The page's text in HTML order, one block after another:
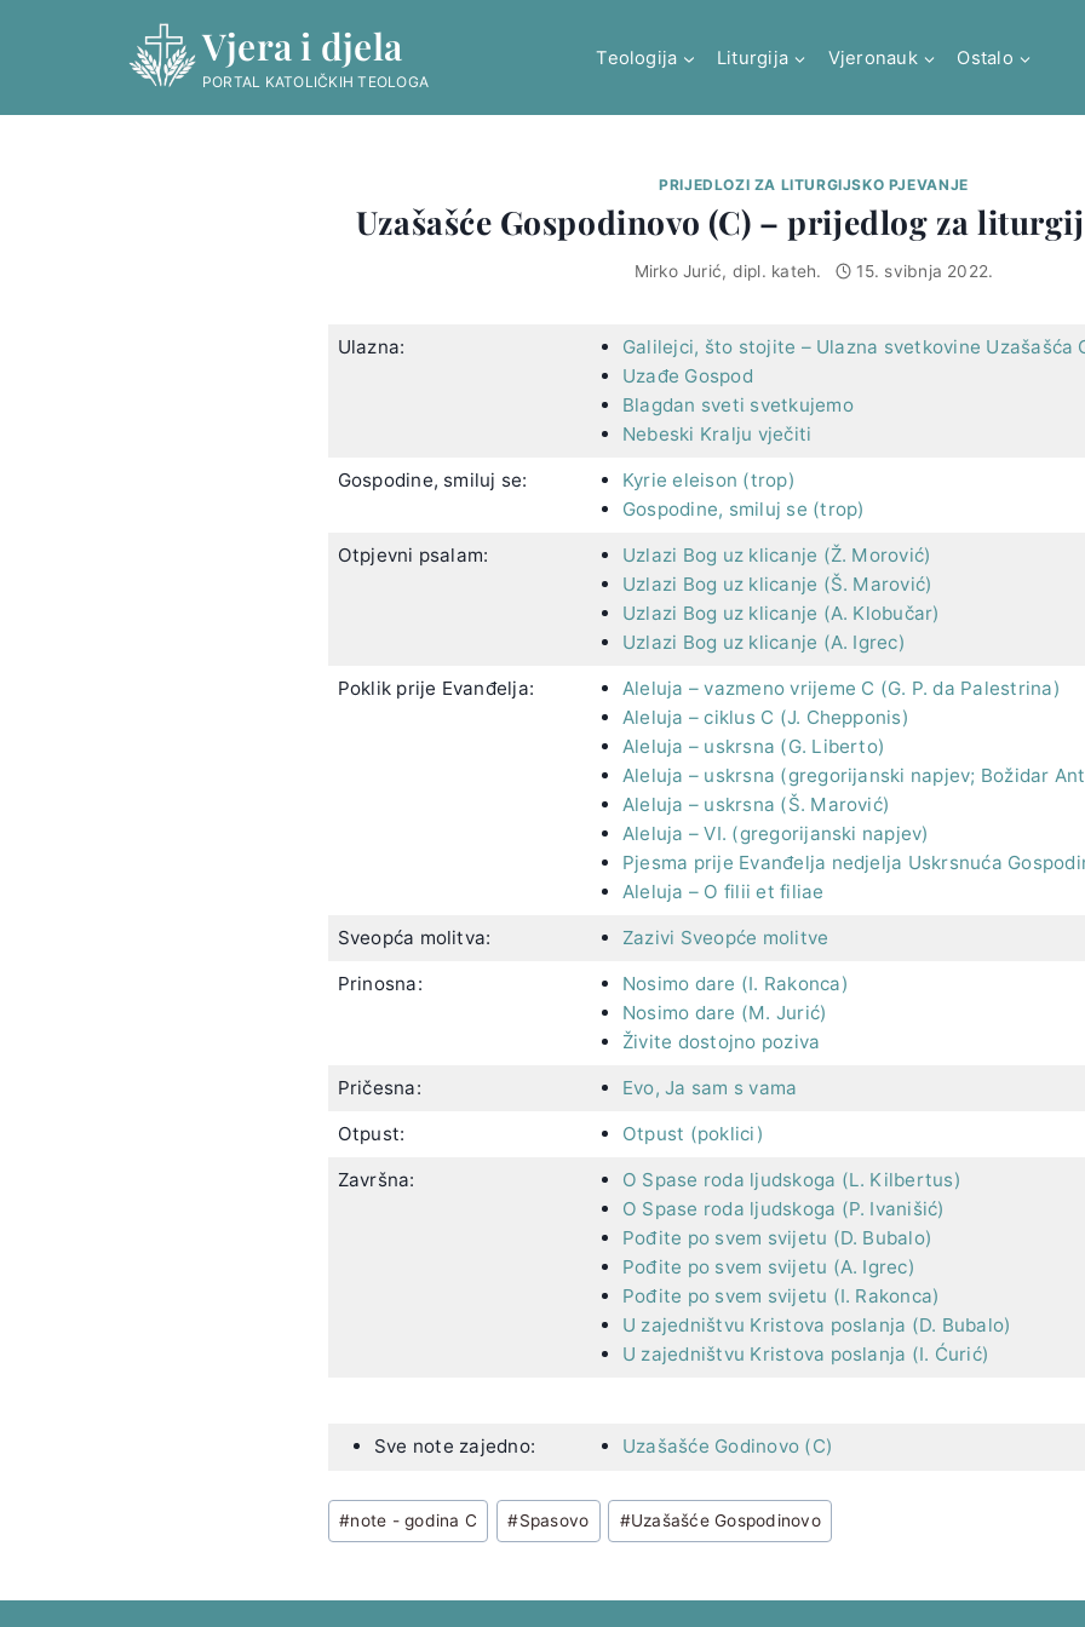
Vjera i djela
PORTAL KATOLIČKIH TEOLOGA
Teologija Liturgija Vjeronauk Ostalo
PRIJEDLOZI ZA LITURGIJSKO PJEVANJE
Uzašašće Gospodinovo (C) – prijedlog za
Mirko Jurić, dipl. kateh. 15. svibnja 2022.
Ulazna:
Galilejci, što stojite – Ulazna svetkovine Uzašašća
Uzađe Gospod
Blagdan sveti svetkujemo
Nebeski Kralju vječiti
Gospodine, smiluj se:
Kyrie eleison (trop)
Gospodine, smiluj se (trop)
Otpjevni psalam:
Uzlazi Bog uz klicanje (Ž. Morović)
Uzlazi Bog uz klicanje (Š. Marović)
Uzlazi Bog uz klicanje (A. Klobučar)
Uzlazi Bog uz klicanje (A. Igrec)
Poklik prije Evanđelja:
Aleluja – vazmeno vrijeme C (G. P. da Palestrina)
Aleluja – ciklus C (J. Chepponis)
Aleluja – uskrsna (G. Liberto)
Aleluja – uskrsna (gregorijanski napjev; Božidar
Aleluja – uskrsna (Š. Marović)
Aleluja – VI. (gregorijanski napjev)
Pjesma prije Evanđelja nedjelja Uskrsnuća
Aleluja – O filii et filiae
Sveopća molitva:
Zazivi Sveopće molitve
Prinosna:
Nosimo dare (I. Rakonca)
Nosimo dare (M. Jurić)
Živite dostojno poziva
Pričesna:
Evo, Ja sam s vama
Otpust:
Otpust (poklici)
Završna:
O Spase roda ljudskoga (L. Kilbertus)
O Spase roda ljudskoga (P. Ivanišić)
Pođite po svem svijetu (D. Bubalo)
Pođite po svem svijetu (A. Igrec)
Pođite po svem svijetu (I. Rakonca)
U zajedništvu Kristova poslanja (D. Bubalo)
U zajedništvu Kristova poslanja (I. Ćurić)
Sve note zajedno: Uzašašće Godinovo (C)
Post
Tags:
#note - godina C #Spasovo #Uzašašće Gospodinovo